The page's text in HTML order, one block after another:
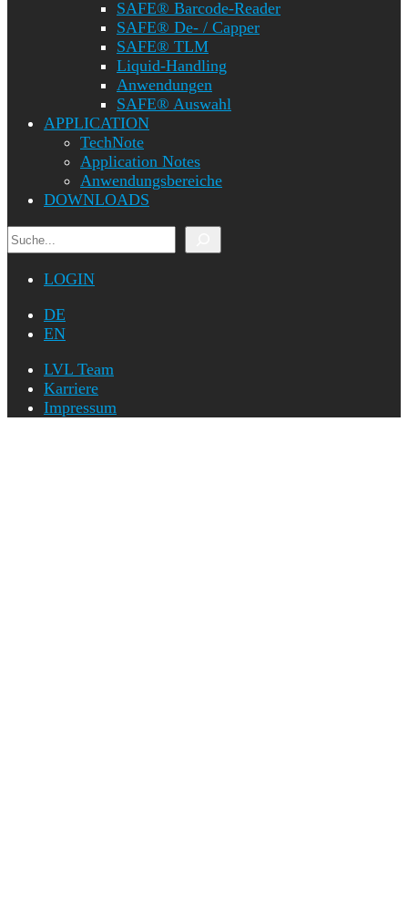
SAFE® Barcode-Reader
SAFE® De- / Capper
SAFE® TLM
Liquid-Handling
Anwendungen
SAFE® Auswahl
APPLICATION
TechNote
Application Notes
Anwendungsbereiche
DOWNLOADS
Suchen
LOGIN
DE
EN
LVL Team
Karriere
Impressum